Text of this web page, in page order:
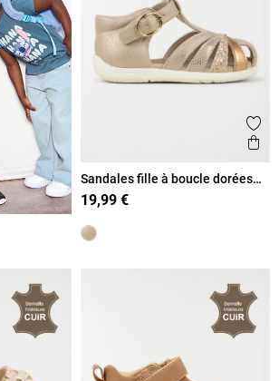
Sandales fille à boucle dorées
(18-23)
19,99 €